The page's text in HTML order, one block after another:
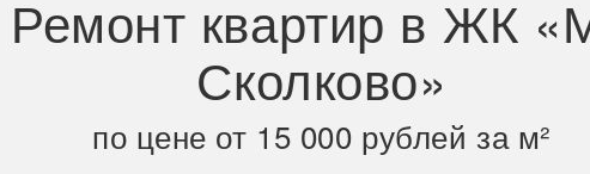
Ремонт квартир в ЖК
Сколково»
по цене от 15 000 рублей за м²